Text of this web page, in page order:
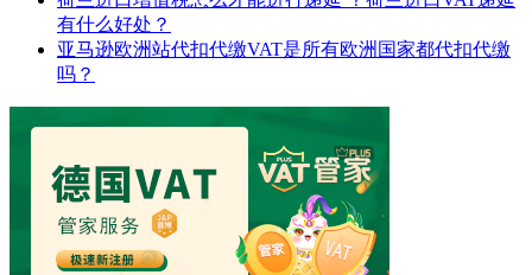
有什么好处？
亚马逊欧洲站代扣代缴VAT是所有欧洲国家都代扣代缴
吗？